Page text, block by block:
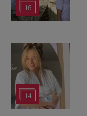
16
14